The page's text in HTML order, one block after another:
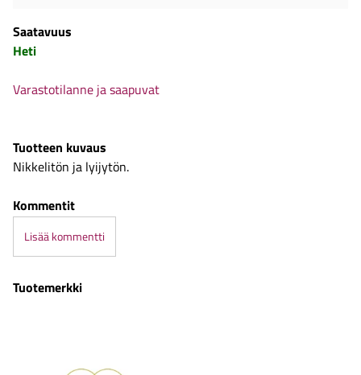
Saatavuus
Heti
Varastotilanne ja saapuvat
Tuotteen kuvaus
Nikkelitön ja lyijytön.
Kommentit
Lisää kommentti
Tuotemerkki